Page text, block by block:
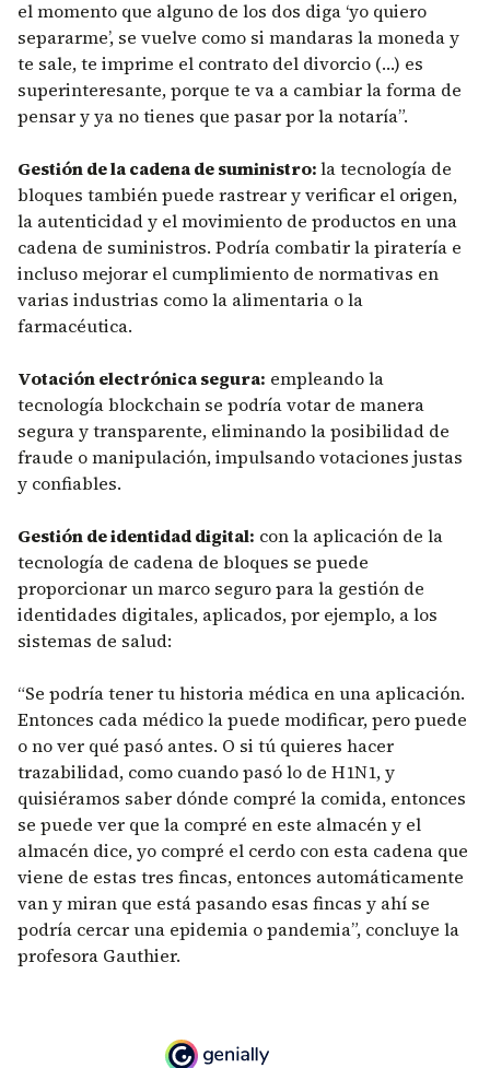
el momento que alguno de los dos diga ‘yo quiero
separarme’, se vuelve como si mandaras la moneda y
te sale, te imprime el contrato del divorcio (…) es
superinteresante, porque te va a cambiar la forma de
pensar y ya no tienes que pasar por la notaría”.
Gestión de la cadena de suministro:la tecnología de
bloques también puede rastrear y verificar el origen,
la autenticidad y el movimiento de productos en una
cadena de suministros. Podría combatir la piratería e
incluso mejorar el cumplimiento de normativas en
varias industrias como la alimentaria o la
farmacéutica.
Votación electrónica segura: empleando la
tecnología blockchain se podría votar de manera
segura y transparente, eliminando la posibilidad de
fraude o manipulación, impulsando votaciones justas
y confiables.
Gestión de identidad digital: con la aplicación de la
tecnología de cadena de bloques se puede
proporcionar un marco seguro para la gestión de
identidades digitales, aplicados, por ejemplo, a los
sistemas de salud:
“Se podría tener tu historia médica en una aplicación.
Entonces cada médico la puede modificar, pero puede
o no ver qué pasó antes. O si tú quieres hacer
trazabilidad, como cuando pasó lo de H1N1, y
quisiéramos saber dónde compré la comida, entonces
se puede ver que la compré en este almacén y el
almacén dice, yo compré el cerdo con esta cadena que
viene de estas tres fincas, entonces automáticamente
van y miran que está pasando esas fincas y ahí se
podría cercar una epidemia o pandemia”, concluye la
profesora Gauthier.